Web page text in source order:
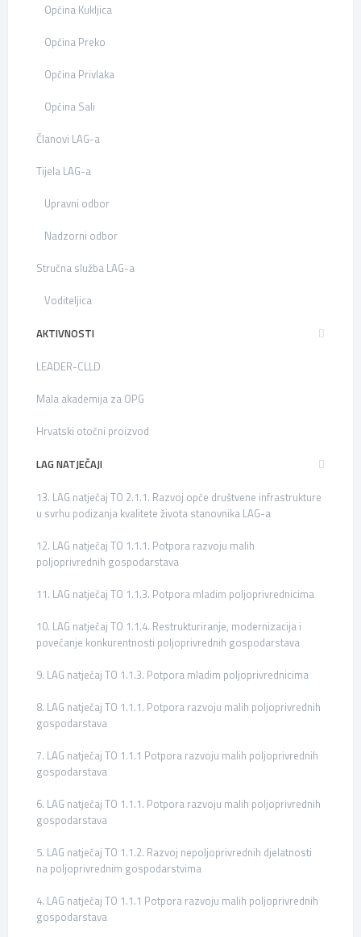
Općina Kukljica
Općina Preko
Općina Privlaka
Općina Sali
Članovi LAG-a
Tijela LAG-a
Upravni odbor
Nadzorni odbor
Stručna služba LAG-a
Voditeljica
AKTIVNOSTI
LEADER-CLLD
Mala akademija za OPG
Hrvatski otočni proizvod
LAG NATJEČAJI
13. LAG natječaj TO 2.1.1. Razvoj opće društvene infrastrukture
u svrhu podizanja kvalitete života stanovnika LAG-a
12. LAG natječaj TO 1.1.1. Potpora razvoju malih
poljoprivrednih gospodarstava
11. LAG natječaj TO 1.1.3. Potpora mladim poljoprivrednicima
10. LAG natječaj TO 1.1.4. Restrukturiranje, modernizacija i
povećanje konkurentnosti poljoprivrednih gospodarstava
9. LAG natječaj TO 1.1.3. Potpora mladim poljoprivrednicima
8. LAG natječaj TO 1.1.1. Potpora razvoju malih poljoprivrednih
gospodarstava
7. LAG natječaj TO 1.1.1 Potpora razvoju malih poljoprivrednih
gospodarstava
6. LAG natječaj TO 1.1.1. Potpora razvoju malih poljoprivrednih
gospodarstava
5. LAG natječaj TO 1.1.2. Razvoj nepoljoprivrednih djelatnosti
na poljoprivrednim gospodarstvima
4. LAG natječaj TO 1.1.1 Potpora razvoju malih poljoprivrednih
gospodarstava